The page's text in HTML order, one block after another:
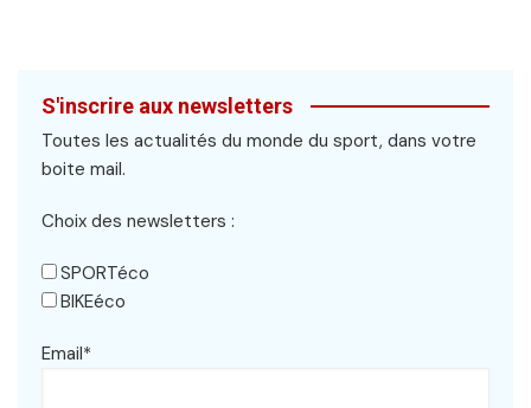
S'inscrire aux newsletters
Toutes les actualités du monde du sport, dans votre
boite mail.
Choix des newsletters :
SPORTéco
BIKEéco
Email*